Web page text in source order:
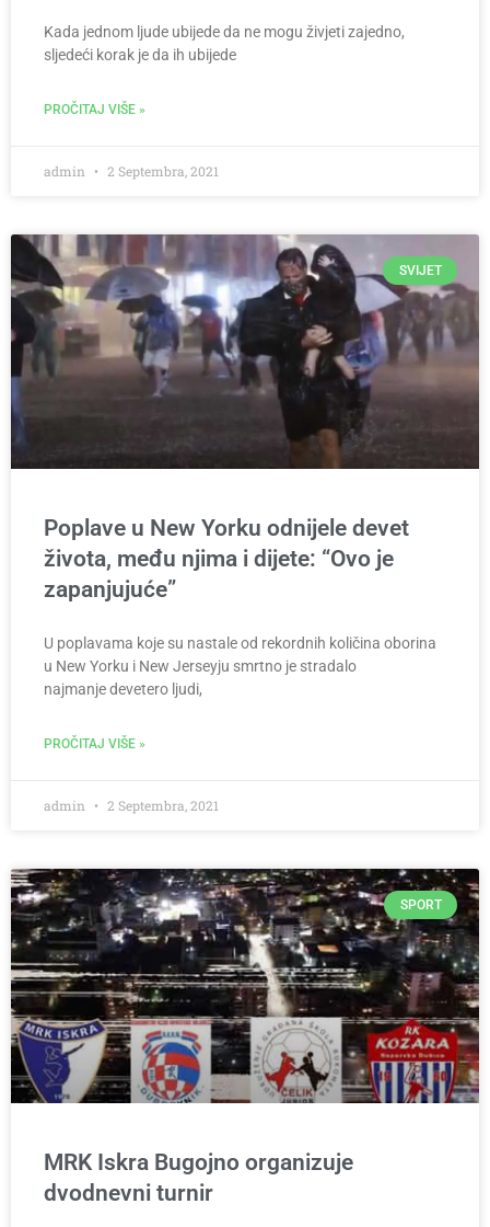
Kada jednom ljude ubijede da ne mogu živjeti zajedno,
sljedeći korak je da ih ubijede
PROČITAJ VIŠE »
admin 2 Septembra, 2021
SVIJET
Poplave u New Yorku odnijele devet
života, među njima i dijete: “Ovo je
zapanjujuće”
U poplavama koje su nastale od rekordnih količina oborina
u New Yorku i New Jerseyju smrtno je stradalo
najmanje devetero ljudi,
PROČITAJ VIŠE »
admin 2 Septembra, 2021
SPORT
MRK Iskra Bugojno organizuje
dvodnevni turnir